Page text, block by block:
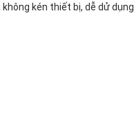
kén thiết bị, dễ dử dụng.